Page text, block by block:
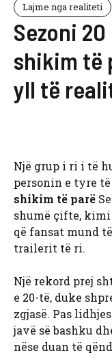
Lajme nga realiteti
Sezoni
shikim të
yll të
Një grup i ri i të
personin e tyre
shikim të parë
shumë çifte, kimi
që fansat mund
trailerit të ri.
Një rekord prej
e 20-të, duke
zgjasë. Pas
javë së bashku
nëse duan të